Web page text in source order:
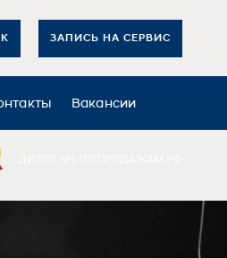
ЗАПИСЬ НА СЕРВИС
Вакансии